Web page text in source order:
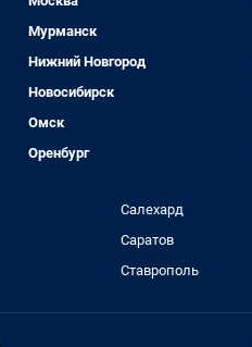
Мурманск
Нижний Новгород
Новосибирск
Омск
Оренбург
Салехард
Саратов
Ставрополь